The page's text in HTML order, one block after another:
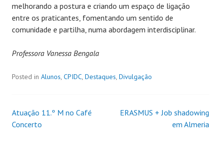
melhorando a postura e criando um espaço de ligação
entre os praticantes, fomentando um sentido de
comunidade e partilha, numa abordagem interdisciplinar.
Professora Vanessa Bengala
Posted in Alunos, CPIDC, Destaques, Divulgação
Atuação 11.º M no Café
Concerto
ERASMUS + Job shadowing
em Almeria